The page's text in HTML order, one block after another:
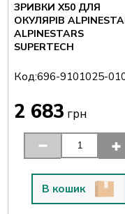
ЗРИВКИ X50 ДЛЯ
ОКУЛЯРІВ
ALPINESTARS
SUPERTECH
Код:696-9101025-
2 683 грн
В кошик